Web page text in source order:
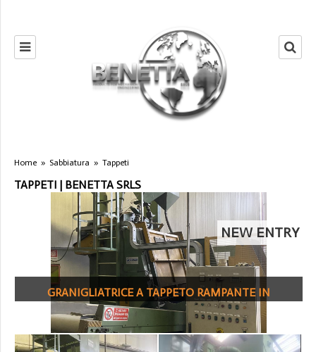
Home » Sabbiatura » Tappeti
TAPPETI | BENETTA SRLS
NEW ENTRY
GRANIGLIATRICE A TAPPETO RAMPANTE IN
GOMMA .CARICA DA 750 KG. 2 TURBINE DA 11
KW. MARCHIATA CE. COSER
_COD.33707